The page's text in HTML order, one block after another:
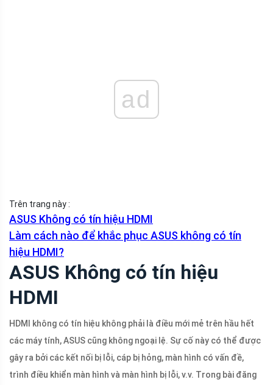
ad
Trên trang này :
ASUS Không có tín hiệu HDMI
Làm cách nào để khắc phục ASUS không có tín
hiệu HDMI?
ASUS Không có tín hiệu
HDMI
HDMI không có tín hiệu không phải là điều mới mẻ trên hầu hết
các máy tính, ASUS cũng không ngoại lệ. Sự cố này có thể được
gây ra bởi các kết nối bị lỗi, cáp bị hỏng, màn hình có vấn đề,
trình điều khiển màn hình và màn hình bị lỗi, v.v. Trong bài đăng